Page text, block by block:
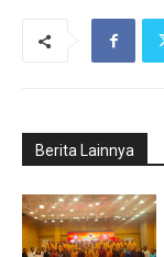
Berita Lainnya